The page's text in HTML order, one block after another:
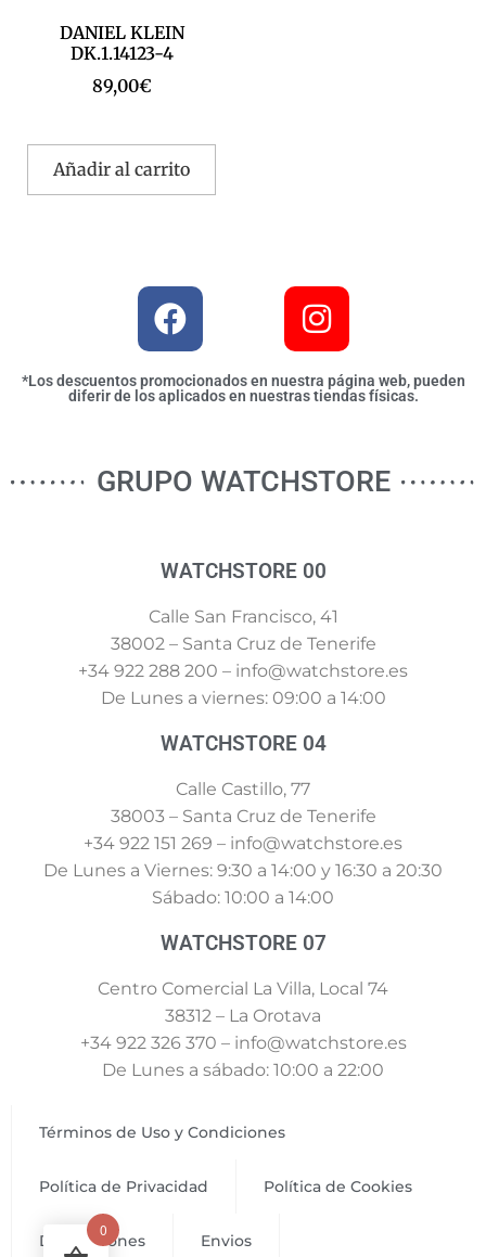
DANIEL KLEIN
DK.1.14123-4
89,00€
Añadir al carrito
*Los descuentos promocionados en nuestra página web, pueden
diferir de los aplicados en nuestras tiendas físicas.
GRUPO WATCHSTORE
WATCHSTORE 00
Calle San Francisco, 41
38002 – Santa Cruz de Tenerife
+34 922 288 200 – info@watchstore.es
De Lunes a viernes: 09:00 a 14:00
WATCHSTORE 04
Calle Castillo, 77
38003 – Santa Cruz de Tenerife
+34 922 151 269 – info@watchstore.es
De Lunes a Viernes: 9:30 a 14:00 y 16:30 a 20:30
Sábado: 10:00 a 14:00
WATCHSTORE 07
Centro Comercial La Villa, Local 74
38312 – La Orotava
+34 922 326 370 – info@watchstore.es
De Lunes a sábado: 10:00 a 22:00
Términos de Uso y Condiciones
Política de Privacidad Política de Cookies
Devoluciones Envios
0